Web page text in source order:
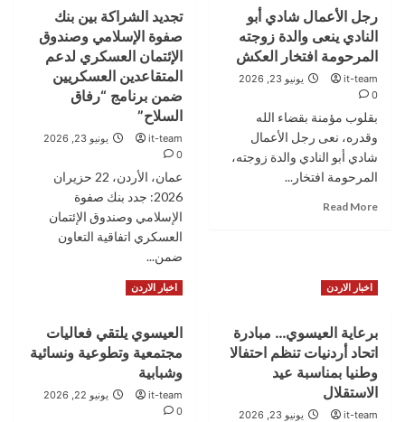
وفدا
جمعية
كلنا
للخير
الخيرية
البنك
الأردني
الكويتي
يرعى
المسابقة
الرياضية
of
للعام
الثاني
على
التوالي
رجل الأعمال شادي أبو
النادي ينعى والدة زوجته
المرحومة افتخار العكش
it-team
يونيو 23, 2026
0
بقلوب مؤمنة بقضاء الله
وقدره، نعى رجل الأعمال
شادي أبو النادي والدة زوجته،
المرحومة افتخار...
Read More
ينعى
والدة
زوجته
افتخار
تجديد الشراكة بين بنك
صفوة الإسلامي وصندوق
الإئتمان العسكري لدعم
المتقاعدين العسكريين
ضمن برنامج “رفاق
السلاح”
it-team
يونيو 23, 2026
0
عمان، الأردن، 22 حزيران
2026: جدد بنك صفوة
الإسلامي وصندوق الإئتمان
العسكري اتفاقية التعاون
ضمن...
Read More
Read
تجديد
الشراكة
صفوة
اخبار الاردن
برعاية العيسوي… مبادرة
اتحاد أردنيات تنظم احتفالا
وطنيا بمناسبة عيد
الاستقلال
it-team
يونيو 23, 2026
اخبار الاردن
العيسوي يلتقي فعاليات
مجتمعية وتطوعية ونسائية
وشبابية
it-team
يونيو 22, 2026
0